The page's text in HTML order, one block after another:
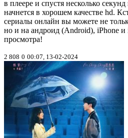
в плеере и спустя несколько
начнется в хорошем качестве hd.
сериалы онлайн вы можете не
но и на андроид (Android), iPhone
просмотра!
2 808 0 00:07, 13-02-2024